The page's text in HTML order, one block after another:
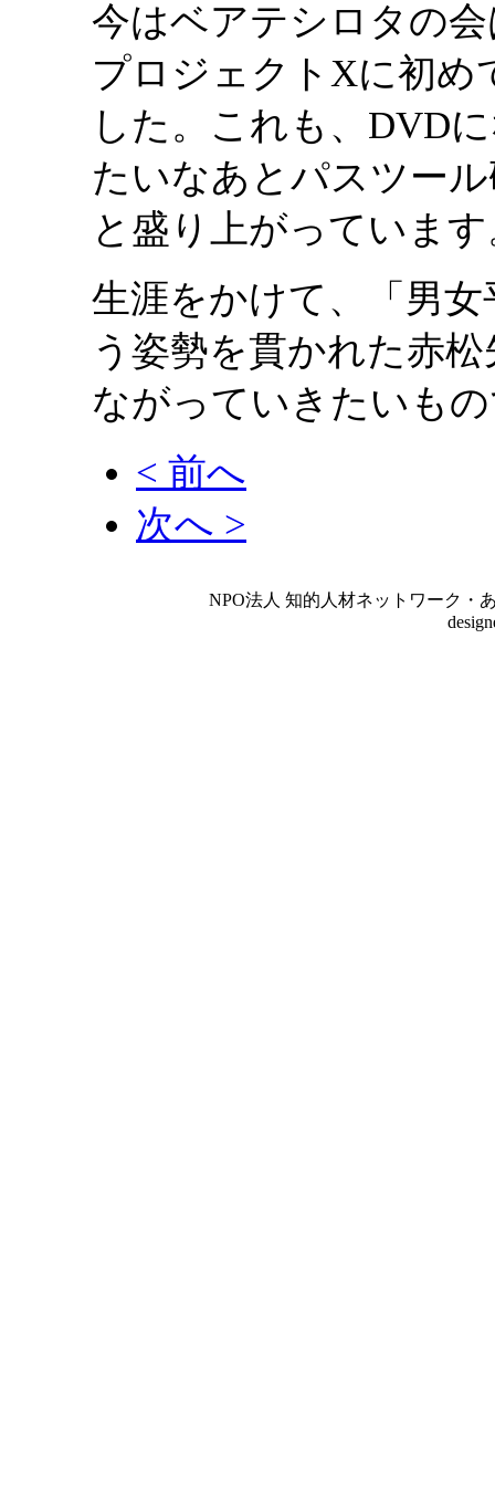
今はベアテシロタの
プロジェクトXに初め
した。これも、DVD
たいなあとパスツー
と盛り上がっていま
生涯をかけて、「男
う姿勢を貫かれた赤
ながっていきたいも
< 前へ
次へ >
NPO法人 知的人材ネットワーク・